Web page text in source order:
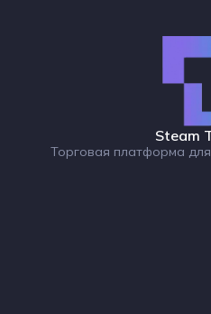
Steam
Торговая платформа